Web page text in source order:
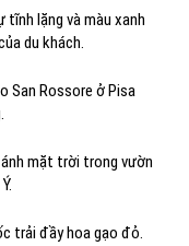
lặng và màu xanh
du khách.
San Rossore ở Pisa
mặt trời trong vườn
trải đầy hoa gạo đỏ.